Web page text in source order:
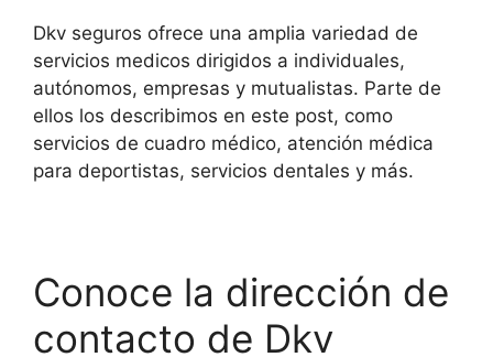
Dkv seguros ofrece una amplia variedad de
servicios medicos dirigidos a individuales,
autónomos, empresas y mutualistas. Parte de
ellos los describimos en este post, como
servicios de cuadro médico, atención médica
para deportistas, servicios dentales y más.
Conoce la dirección de
contacto de Dkv